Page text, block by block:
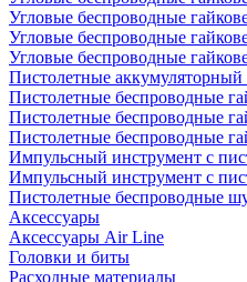
Угловые беспроводные
Угловые беспроводные
Угловые беспроводные
Пистолетные аккумуляторный
Пистолетные беспроводные
Пистолетные беспроводные
Пистолетные беспроводные
Импульсный инструмент с
Импульсный инструмент с
Пистолетные беспроводные
Аксессуары
Аксессуары Air Line
Головки и биты
Расходные материалы